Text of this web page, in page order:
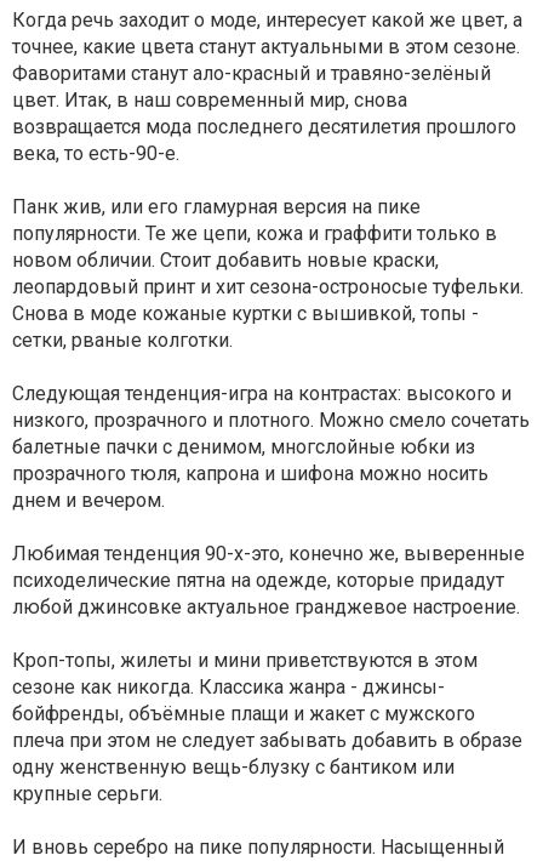
Когда речь заходит о моде, интересует какой же цвет, а
точнее, какие цвета станут актуальными в этом сезоне.
Фаворитами станут ало-красный и травяно-зелёный
цвет. Итак, в наш современный мир, снова
возвращается мода последнего десятилетия прошлого
века, то есть-90-е.
Панк жив, или его гламурная версия на пике
популярности. Те же цепи, кожа и граффити только в
новом обличии. Стоит добавить новые краски,
леопардовый принт и хит сезона-остроносые туфельки.
Снова в моде кожаные куртки с вышивкой, топы -
сетки, рваные колготки.
Следующая тенденция-игра на контрастах: высокого и
низкого, прозрачного и плотного. Можно смело сочетать
балетные пачки с денимом, многслойные юбки из
прозрачного тюля, капрона и шифона можно носить
днем и вечером.
Любимая тенденция 90-х-это, конечно же, выверенные
психоделические пятна на одежде, которые придадут
любой джинсовке актуальное гранджевое настроение.
Кроп-топы, жилеты и мини приветствуются в этом
сезоне как никогда. Классика жанра - джинсы-
бойфренды, объёмные плащи и жакет с мужского
плеча при этом не следует забывать добавить в образе
одну женственную вещь-блузку с бантиком или
крупные серьги.
И вновь серебро на пике популярности. Насыщенный